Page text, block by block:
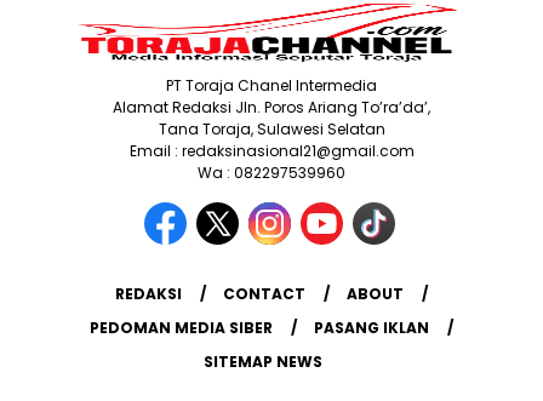
PT Toraja Chanel Intermedia
Alamat Redaksi Jln. Poros Ariang To’ra’da’,
Tana Toraja, Sulawesi Selatan
Email : redaksinasional21@gmail.com
Wa : 082297539960
REDAKSI CONTACT
ABOUT
PEDOMAN MEDIA SIBER
PASANG IKLAN
SITEMAP NEWS